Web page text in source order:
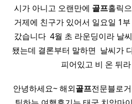
시가 아니고 오랜만에 골프홀릭
거제에 친구가 있어서 일요일 1
갔습니다 ​ 4월 초 라운딩이라 날
됐는데 결론부터 말하면 ​ 날씨가
피어있고 비 온 뒤
안녕하세요~ 해외골프전문블로